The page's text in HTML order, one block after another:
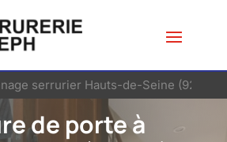
serrurier Hauts-de-Seine (92)
de porte à